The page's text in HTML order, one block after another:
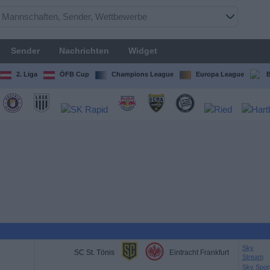
Sender Nachrichten Widget
2. Liga ÖFB Cup Champions League Europa League
SC St. Tönis Eintracht Frankfurt
Sky
Stream
Sky